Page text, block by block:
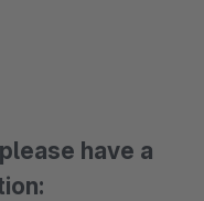
have a